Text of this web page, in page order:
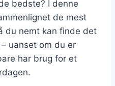
bedste? I denne
de mest
du nemt kan finde det
uanset om du er
har brug for et